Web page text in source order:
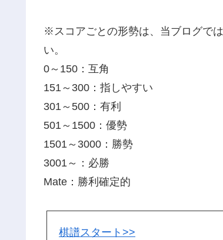
※スコアごとの形勢は、当ブログで
い。
0～150：互角
151～300：指しやすい
301～500：有利
501～1500：優勢
1501～3000：勝勢
3001～：必勝
Mate：勝利確定的
棋譜スタート>>